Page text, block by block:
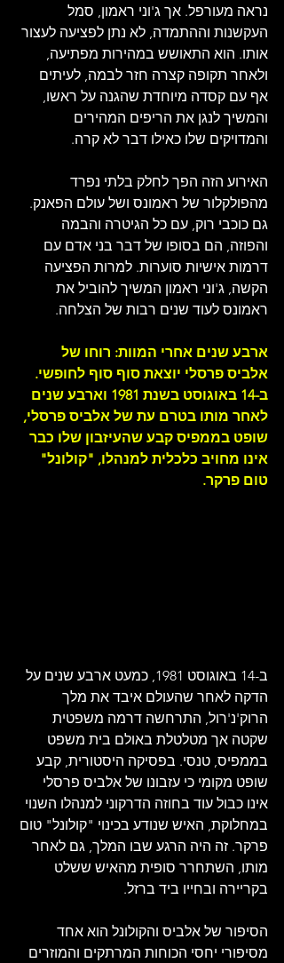
נראה מעורפל. אך ג'וני ראמון, סמל
העקשנות וההתמדה, לא נתן לפציעה לעצור
אותו. הוא התאושש במהירות מפתיעה,
ולאחר תקופה קצרה חזר לבמה, לעיתים
אף עם קסדה מיוחדת שהגנה על ראשו,
והמשיך לנגן את הריפים המהירים
והמדויקים שלו כאילו דבר לא קרה.
האירוע הזה הפך לחלק בלתי נפרד
מהפולקלור של ראמונס ושל עולם הפאנק.
גם כוכבי רוק, עם כל הגיטרה והבמה
והפוזה, הם בסופו של דבר בני אדם עם
דרמות אישיות סוערות. למרות הפציעה
הקשה, ג'וני ראמון המשיך להוביל את
ראמונס לעוד שנים רבות של הצלחה.
ארבע שנים אחרי המוות: רוחו של
אלביס פרסלי יוצאת סוף סוף לחופשי.
ב-14 באוגוסט בשנת 1981 וארבע שנים
לאחר מותו בטרם עת של אלביס פרסלי,
שופט בממפיס קבע שהעיזבון שלו כבר
אינו מחויב כלכלית למנהלו, "קולונל"
טום פרקר.
ב-14 באוגוסט 1981, כמעט ארבע שנים על
הדקה לאחר שהעולם איבד את מלך
הרוק'נ'רול, התרחשה דרמה משפטית
שקטה אך מטלטלת באולם בית משפט
בממפיס, טנסי. בפסיקה היסטורית, קבע
שופט מקומי כי עזבונו של אלביס פרסלי
אינו כבול עוד בחוזה הדרקוני למנהלו השנוי
במחלוקת, האיש שנודע בכינוי "קולונל" טום
פרקר. זה היה הרגע שבו המלך, גם לאחר
מותו, השתחרר סופית מהאיש ששלט
בקריירה ובחייו ביד ברזל.
הסיפור של אלביס והקולונל הוא אחד
מסיפורי יחסי הכוחות המרתקים והמוזרים